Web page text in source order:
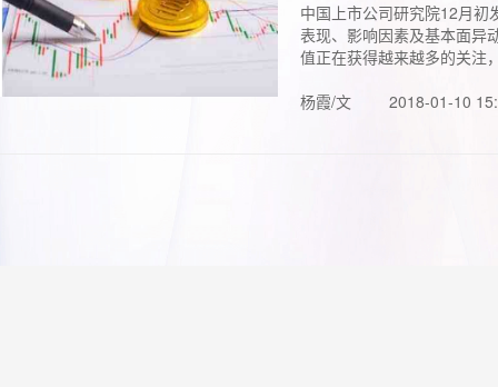
中国上市公司研究院12月初
表现、影响因素及基本面异
值正在获得越来越多的关注
杨霞/文
2018-01-10